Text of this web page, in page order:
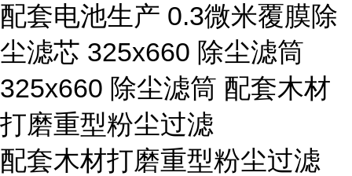
配套电池生产 0.3微米覆膜除
尘滤芯 325x660 除尘滤筒
325x660 除尘滤筒 配套木材
打磨重型粉尘过滤
配套木材打磨重型粉尘过滤